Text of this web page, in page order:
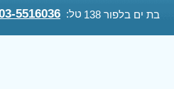
בת ים בלפור 138 טל: 5516036